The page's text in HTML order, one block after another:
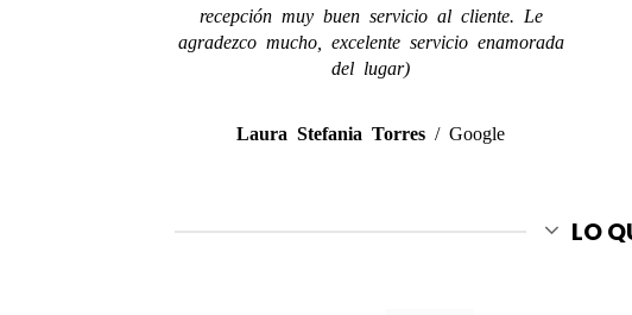
recepción muy buen servicio al cliente. Le
agradezco mucho, excelente servicio enamorada
del lugar)
Laura Stefania Torres / Google
LO